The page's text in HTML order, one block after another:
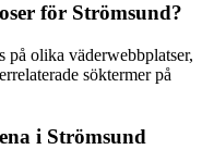
för Strömsund?
på olika väderwebbplatser,
söktermer på
i Strömsund